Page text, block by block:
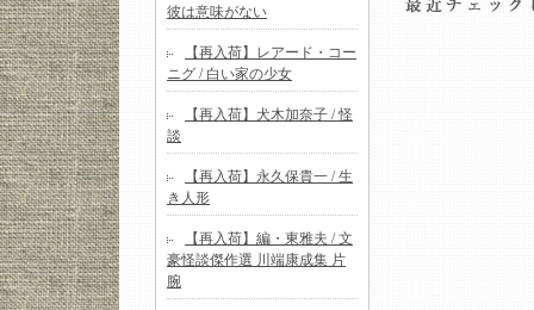
彼は意味がない
【再入荷】レアード・コー
ニグ / 白い家の少女
【再入荷】犬木加奈子 / 怪
談
【再入荷】永久保貴一 / 生
き人形
【再入荷】編・東雅夫 / 文
豪怪談傑作選 川端康成集 片
腕